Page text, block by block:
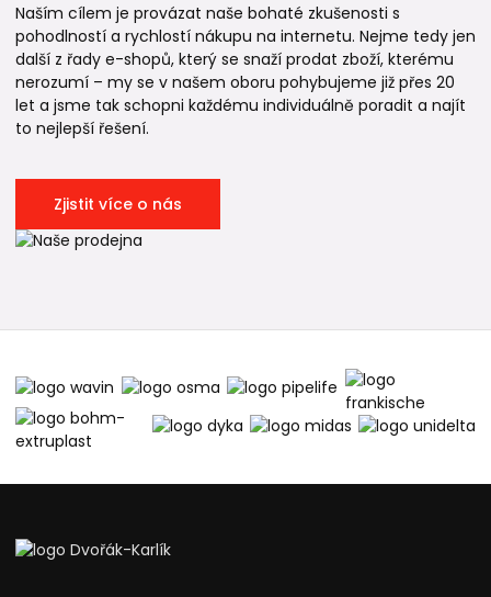
Naším cílem je provázat naše bohaté zkušenosti s
pohodlností a rychlostí nákupu na internetu. Nejme tedy jen
další z řady e-shopů, který se snaží prodat zboží, kterému
nerozumí – my se v našem oboru pohybujeme již přes 20
let a jsme tak schopni každému individuálně poradit a najít
to nejlepší řešení.
Zjistit více o nás